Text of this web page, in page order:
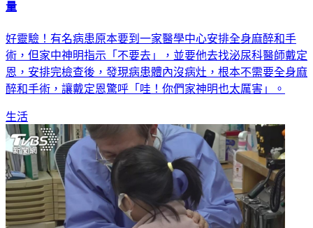
量
好靈驗！有名病患原本要到一家醫學中心安排全身麻醉和手
術，但家中神明指示「不要去」，並要他去找泌尿科醫師戴定
恩，安排完檢查後，發現病患體內沒病灶，根本不需要全身麻
醉和手術，讓戴定恩驚呼「哇！你們家神明也太厲害」。
生活